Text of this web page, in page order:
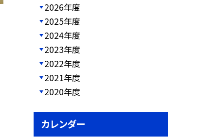
2026年度
2025年度
2024年度
2023年度
2022年度
2021年度
2020年度
カレンダー